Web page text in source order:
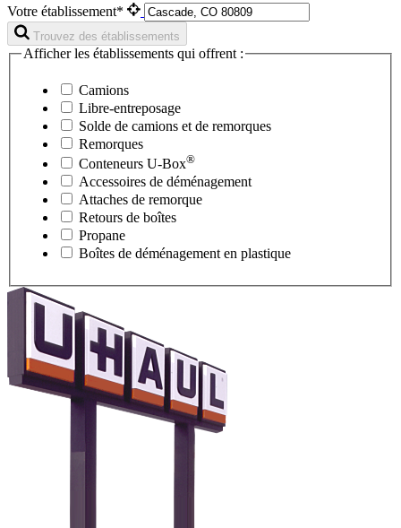
Votre établissement*
Trouvez des établissements
Afficher les établissements qui offrent :
Camions
Libre-entreposage
Solde de camions et de remorques
Remorques
Conteneurs U-Box®
Accessoires de déménagement
Attaches de remorque
Retours de boîtes
Propane
Boîtes de déménagement en plastique